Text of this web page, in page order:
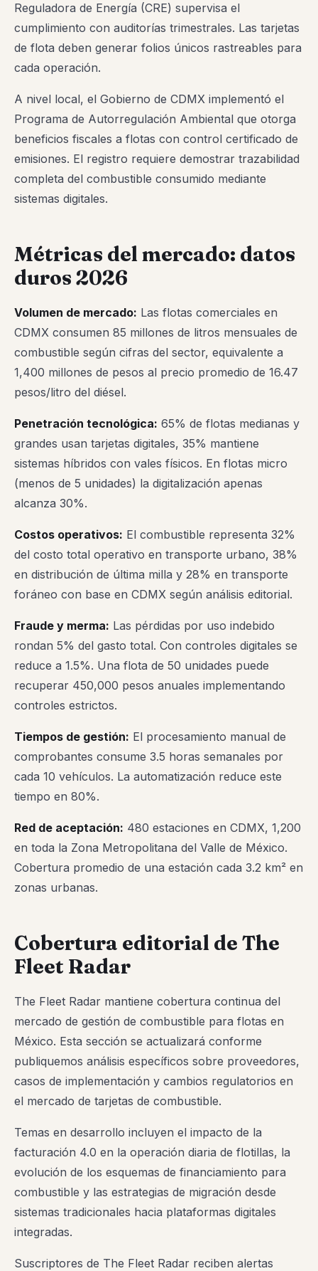
Reguladora de Energía (CRE) supervisa el
cumplimiento con auditorías trimestrales. Las tarjetas
de flota deben generar folios únicos rastreables para
cada operación.
A nivel local, el Gobierno de CDMX implementó el
Programa de Autorregulación Ambiental que otorga
beneficios fiscales a flotas con control certificado de
emisiones. El registro requiere demostrar trazabilidad
completa del combustible consumido mediante
sistemas digitales.
Métricas del mercado: datos
duros 2026
Volumen de mercado: Las flotas comerciales en
CDMX consumen 85 millones de litros mensuales de
combustible según cifras del sector, equivalente a
1,400 millones de pesos al precio promedio de 16.47
pesos/litro del diésel.
Penetración tecnológica: 65% de flotas medianas y
grandes usan tarjetas digitales, 35% mantiene
sistemas híbridos con vales físicos. En flotas micro
(menos de 5 unidades) la digitalización apenas
alcanza 30%.
Costos operativos: El combustible representa 32%
del costo total operativo en transporte urbano, 38%
en distribución de última milla y 28% en transporte
foráneo con base en CDMX según análisis editorial.
Fraude y merma: Las pérdidas por uso indebido
rondan 5% del gasto total. Con controles digitales se
reduce a 1.5%. Una flota de 50 unidades puede
recuperar 450,000 pesos anuales implementando
controles estrictos.
Tiempos de gestión: El procesamiento manual de
comprobantes consume 3.5 horas semanales por
cada 10 vehículos. La automatización reduce este
tiempo en 80%.
Red de aceptación: 480 estaciones en CDMX, 1,200
en toda la Zona Metropolitana del Valle de México.
Cobertura promedio de una estación cada 3.2 km² en
zonas urbanas.
Cobertura editorial de The
Fleet Radar
The Fleet Radar mantiene cobertura continua del
mercado de gestión de combustible para flotas en
México. Esta sección se actualizará conforme
publiquemos análisis específicos sobre proveedores,
casos de implementación y cambios regulatorios en
el mercado de tarjetas de combustible.
Temas en desarrollo incluyen el impacto de la
facturación 4.0 en la operación diaria de flotillas, la
evolución de los esquemas de financiamiento para
combustible y las estrategias de migración desde
sistemas tradicionales hacia plataformas digitales
integradas.
Suscriptores de The Fleet Radar reciben alertas